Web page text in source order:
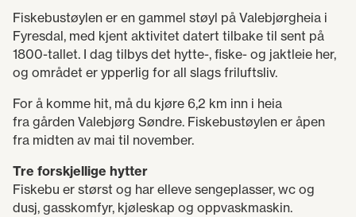
Fiskebustøylen er en gammel støyl på Valebjørgheia i
Fyresdal, med kjent aktivitet datert tilbake til sent på
1800-tallet. I dag tilbys det hytte-, fiske- og jaktleie her,
og området er ypperlig for all slags friluftsliv.
For å komme hit, må du kjøre 6,2 km inn i heia
fra gården Valebjørg Søndre. Fiskebustøylen er åpen
fra midten av mai til november.
Tre forskjellige hytter
Fiskebu er størst og har elleve sengeplasser, wc og
dusj, gasskomfyr, kjøleskap og oppvaskmaskin.